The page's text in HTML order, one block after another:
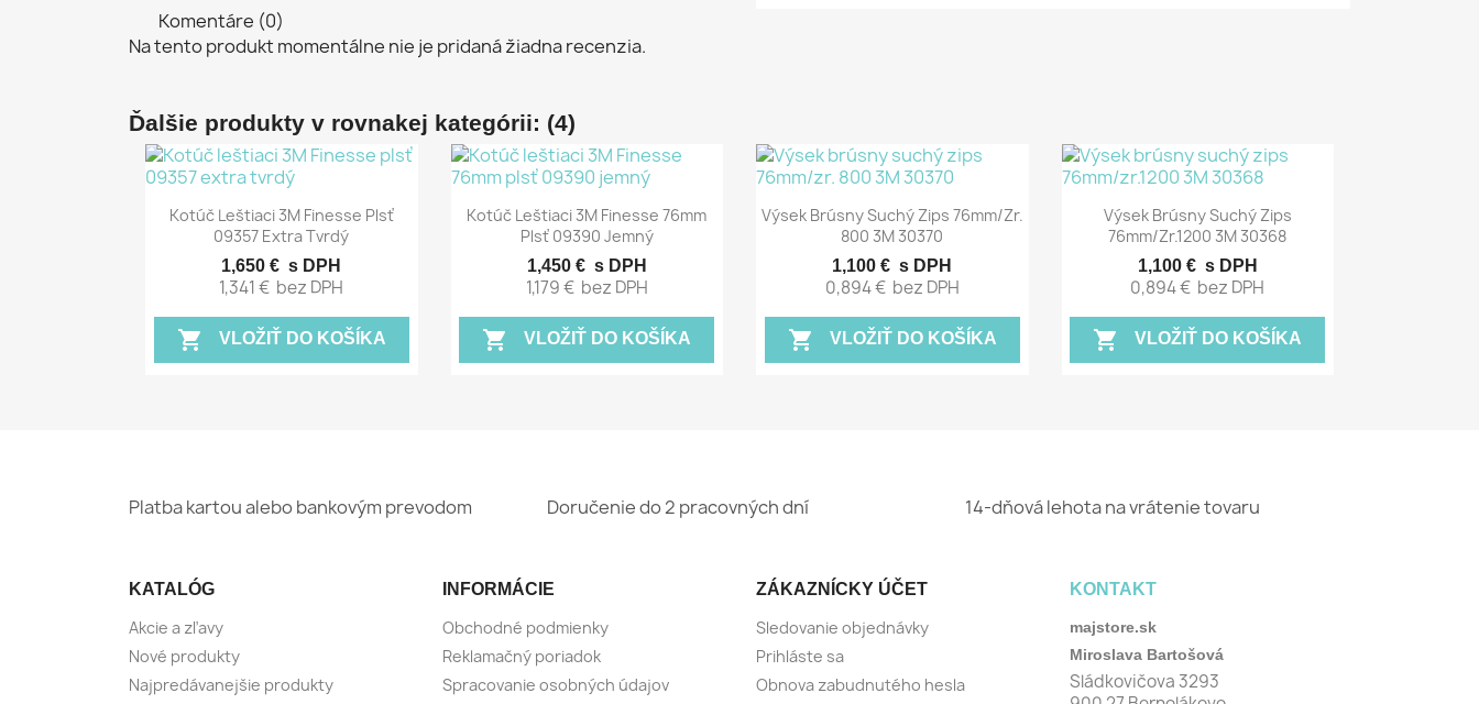
Komentáre (0)
Na tento produkt momentálne nie je pridaná žiadna recenzia.
Ďalšie produkty v rovnakej kategórii: (4)
Rýchly náhľad
Kotúč Leštiaci 3M Finesse Plsť
09357 Extra Tvrdý
1,650 € s DPH
1,341 € bez DPH
shopping_cart VLOŽIŤ DO KOŠÍKA
Rýchly náhľad
Kotúč Leštiaci 3M Finesse 76mm
Plsť 09390 Jemný
1,450 € s DPH
1,179 € bez DPH
shopping_cart VLOŽIŤ DO KOŠÍKA
Rýchly náhľad
Výsek Brúsny Suchý Zips 76mm/zr.
800 3M 30370
1,100 € s DPH
0,894 € bez DPH
shopping_cart VLOŽIŤ DO KOŠÍKA
Rýchly náhľad
Výsek Brúsny Suchý Zips
76mm/zr.1200 3M 30368
1,100 € s DPH
0,894 € bez DPH
shopping_cart VLOŽIŤ DO KOŠÍKA
Platba kartou alebo bankovým prevodom Doručenie do 2 pracovných dní 14-dňová lehota na vrátenie tovaru
KATALÓG
Akcie a zľavy
Nové produkty
Najpredávanejšie produkty
INFORMÁCIE
Obchodné podmienky
Reklamačný poriadok
Spracovanie osobných údajov
ZÁKAZNÍCKY ÚČET
Sledovanie objednávky
Prihláste sa
Obnova zabudnutého hesla
KONTAKT
majstore.sk
Miroslava Bartošová
Sládkovičova 3293